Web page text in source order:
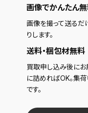
画像でかんたん
画像を撮って送るだ
りします。
送料・梱包材無料
買取申し込み後に
に詰めればOK。集
です。